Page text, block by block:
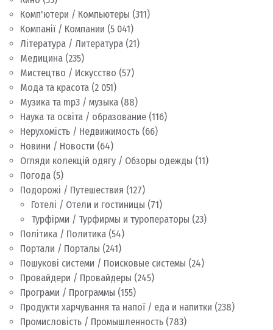
Комп'ютери / Компьютеры (311)
Компанії / Компании (5 041)
Література / Литература (21)
Медицина (235)
Мистецтво / Искусство (57)
Мода та красота (2 051)
Музика та mp3 / музыка (88)
Наука та освіта / образование (116)
Нерухомість / Недвижимость (66)
Новини / Новости (64)
Огляди колекцій одягу / Обзоры одежды (11)
Погода (5)
Подорожі / Путешествия (127)
Готелі / Отели и гостиницы (71)
Турфірми / Турфирмы и туроператоры (23)
Політика / Политика (54)
Портали / Порталы (241)
Пошукові системи / Поисковые системы (24)
Провайдери / Провайдеры (245)
Програми / Программы (155)
Продукти харчування та напої / еда и напитки (238)
Промисловість / Промышленность (783)